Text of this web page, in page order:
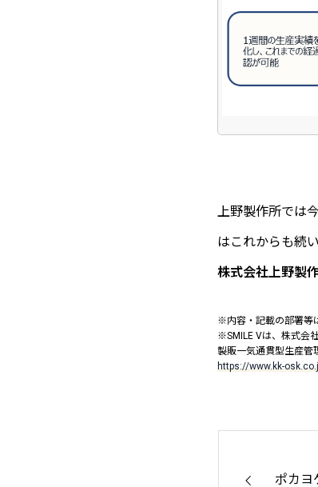
上野製作所では
はこれからも続
株式会社上野製
※内容・記載の部署等
※SMILE Vは、株式会
製販一気通貫型生産管
https://www.kk-
ポカヨ